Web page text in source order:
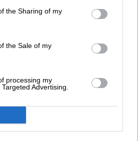
the Sharing of my
the Sale of my
processing my
Advertising.
se han sentido cada vez
modernas, los cine
de sonido pueden
sencillas sin